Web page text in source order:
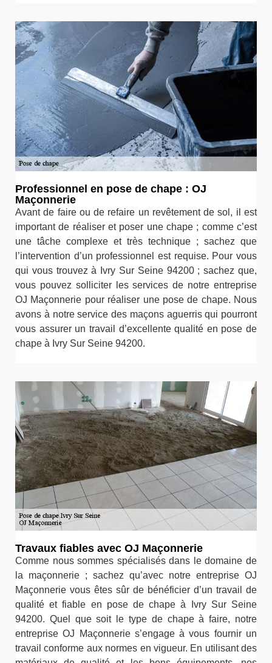
Professionnel en pose de chape : OJ
Maçonnerie
Avant de faire ou de refaire un revêtement de sol, il est
important de réaliser et poser une chape ; comme c’est
une tâche complexe et très technique ; sachez que
l’intervention d’un professionnel est requise. Pour vous
qui vous trouvez à Ivry Sur Seine 94200 ; sachez que,
vous pouvez solliciter les services de notre entreprise
OJ Maçonnerie pour réaliser une pose de chape. Nous
avons à notre service des maçons aguerris qui pourront
vous assurer un travail d’excellente qualité en pose de
chape à Ivry Sur Seine 94200.
Travaux fiables avec OJ Maçonnerie
Comme nous sommes spécialisés dans le domaine de
la maçonnerie ; sachez qu’avec notre entreprise OJ
Maçonnerie vous êtes sûr de bénéficier d’un travail de
qualité et fiable en pose de chape à Ivry Sur Seine
94200. Quel que soit le type de chape à faire, notre
entreprise OJ Maçonnerie s’engage à vous fournir un
travail conforme aux normes en vigueur. En utilisant des